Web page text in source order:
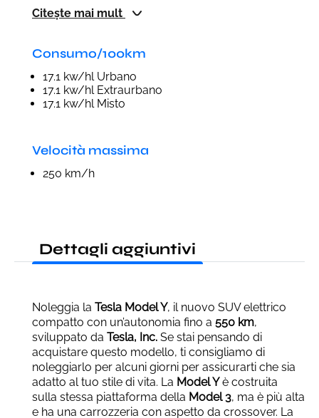
Citește mai mult
Consumo/100km
17.1 kw/hl Urbano
17.1 kw/hl Extraurbano
17.1 kw/hl Misto
Velocità massima
250 km/h
Dettagli aggiuntivi
Noleggia la Tesla Model Y, il nuovo SUV elettrico
compatto con un’autonomia fino a 550 km,
sviluppato da Tesla, Inc. Se stai pensando di
acquistare questo modello, ti consigliamo di
noleggiarlo per alcuni giorni per assicurarti che sia
adatto al tuo stile di vita. La Model Yè costruita
sulla stessa piattaforma della Model 3, ma è più alta
e ha una carrozzeria con aspetto da crossover. La